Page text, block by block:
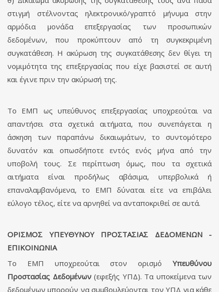
στιγμή στέλνοντας ηλεκτρονικό/γραπτό μήνυμα στην
αρμόδια μονάδα επεξεργασίας των προσωπικών
δεδομένων, που προκύπτουν από τη συγκεκριμένη
συγκατάθεση. Η ακύρωση της συγκατάθεσης δεν θίγει τη
νομιμότητα της επεξεργασίας που είχε βασιστεί σε αυτή
και έγινε πριν την ακύρωσή της.
Το ΕΜΠ ως υπεύθυνος επεξεργασίας υποχρεούται να
απαντήσει στα σχετικά αιτήματα, που συνεπάγεται η
άσκηση των παραπάνω δικαιωμάτων, το συντομότερο
δυνατόν και οπωσδήποτε εντός ενός μήνα από την
υποβολή τους. Σε περίπτωση όμως, που τα σχετικά
αιτήματα είναι προδήλως αβάσιμα, υπερβολικά ή
επαναλαμβανόμενα, το ΕΜΠ δύναται είτε να επιβάλει
εύλογο τέλος, είτε να αρνηθεί να ανταποκριθεί σε αυτά.
ΟΡΙΣΜΟΣ ΥΠΕΥΘΥΝΟΥ ΠΡΟΣΤΑΣΙΑΣ ΔΕΔΟΜΕΝΩΝ -
ΕΠΙΚΟΙΝΩΝΙΑ
Το ΕΜΠ υποχρεούται στον ορισμό Υπευθύνου
Προστασίας Δεδομένων(εφεξής ΥΠΔ). Τα υποκείμενα των
δεδομένων μπορούν να συμβουλεύονται τον ΥΠΔ για κάθε